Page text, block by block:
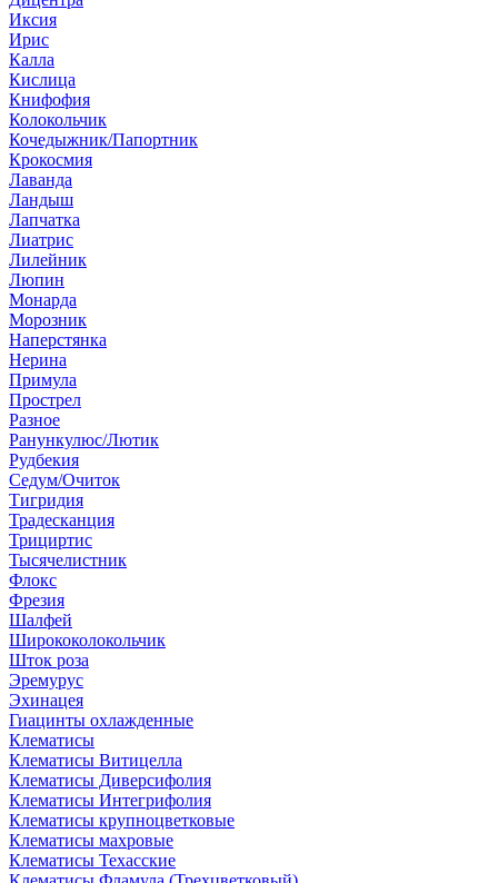
Иксия
Ирис
Калла
Кислица
Книфофия
Колокольчик
Кочедыжник/Папортник
Крокосмия
Лаванда
Ландыш
Лапчатка
Лиатрис
Лилейник
Люпин
Монарда
Морозник
Наперстянка
Нерина
Примула
Прострел
Разное
Ранункулюс/Лютик
Рудбекия
Седум/Очиток
Тигридия
Традесканция
Трициртис
Тысячелистник
Флокс
Фрезия
Шалфей
Ширококолокольчик
Шток роза
Эремурус
Эхинацея
Гиацинты охлажденные
Клематисы
Клематисы Витицелла
Клематисы Диверсифолия
Клематисы Интегрифолия
Клематисы крупноцветковые
Клематисы махровые
Клематисы Техасские